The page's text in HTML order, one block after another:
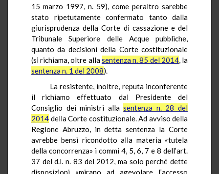
15 marzo 1997, n. 59), come peraltro sarebbe
stato ripetutamente confermato tanto dalla
giurisprudenza della Corte di cassazione e del
Tribunale Superiore delle Acque pubbliche,
quanto da decisioni della Corte costituzionale
(si richiama, oltre allasentenza n. 85 del 2014, la
sentenza n. 1 del 2008).
La resistente, inoltre, reputa inconferente
il richiamo effettuato dal Presidente del
Consiglio dei ministri allasentenza n. 28 del
2014 della Corte costituzionale. Ad avviso della
Regione Abruzzo, in detta sentenza la Corte
avrebbe bensì ricondotto alla materia «tutela
della concorrenza» i commi 4, 5, 6, 7 e 8 dell’art.
37 deld.l. n. 83 del 2012, ma solo perché dette
disposizioni «mirano ad agevolare l’accesso